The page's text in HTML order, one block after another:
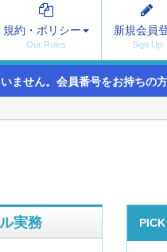
規約・ポリシー 新規会員
ません。会員番号をお持ちの
実務